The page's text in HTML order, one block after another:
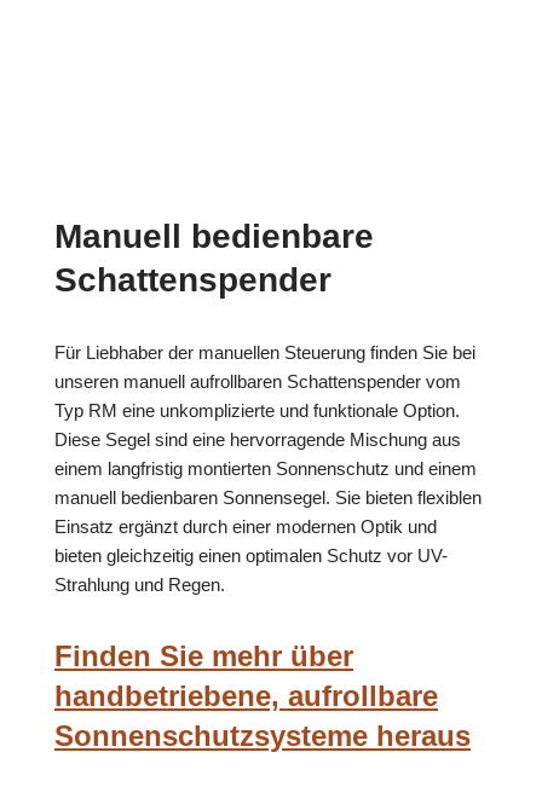
Manuell bedienbare
Schattenspender
Für Liebhaber der manuellen Steuerung finden Sie bei
unseren manuell aufrollbaren Schattenspender vom
Typ RM eine unkomplizierte und funktionale Option.
Diese Segel sind eine hervorragende Mischung aus
einem langfristig montierten Sonnenschutz und einem
manuell bedienbaren Sonnensegel. Sie bieten flexiblen
Einsatz ergänzt durch einer modernen Optik und
bieten gleichzeitig einen optimalen Schutz vor UV-
Strahlung und Regen.
Finden Sie mehr über
handbetriebene, aufrollbare
Sonnenschutzsysteme heraus